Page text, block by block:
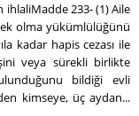
233- (1) Aile
olma yükümlülüğünü
kadar hapis cezası ile
veya sürekli birlikte
bildiği evli
kimseye, üç aydan...